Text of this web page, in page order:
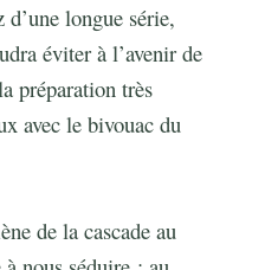
longue série,
éviter à l’avenir de
préparation très
avec le bivouac du
de la cascade au